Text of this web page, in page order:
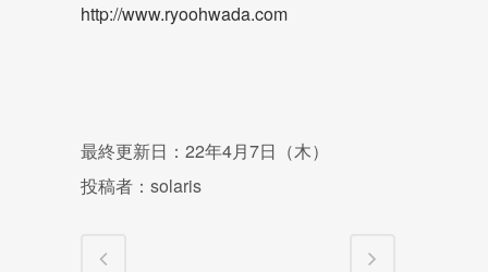
http://www.ryoohwada.com
最終更新日：22年4月7日（木）
投稿者：solaris